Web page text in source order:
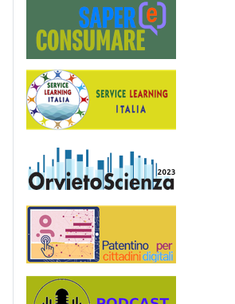
Service